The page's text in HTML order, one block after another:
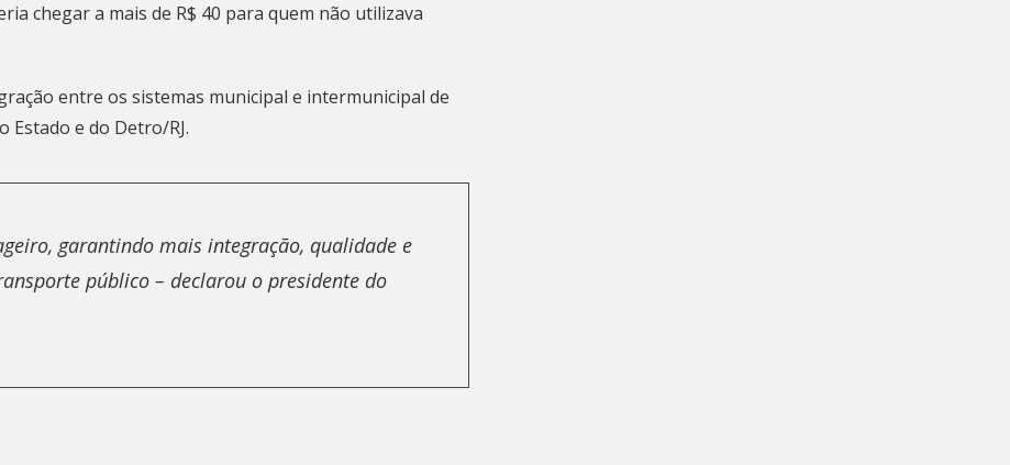
chegar a mais de R$ 40 para quem não utilizava
entre os sistemas municipal e intermunicipal de
e do Detro/RJ.
garantindo mais integração, qualidade e
público – declarou o presidente do